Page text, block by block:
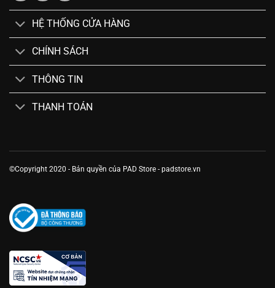
HỆ THỐNG CỬA HÀNG
CHÍNH SÁCH
THÔNG TIN
THANH TOÁN
©Copyright 2020 - Bản quyền của PAD Store - padstore.vn